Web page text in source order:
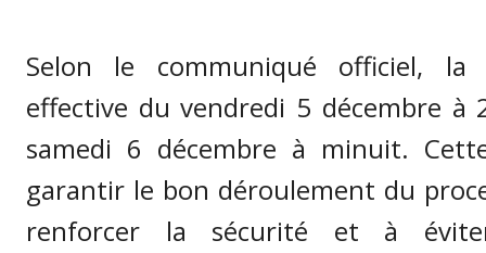
Selon le communiqué officiel, la
effective du vendredi 5 décembre à
samedi 6 décembre à minuit.
garantir le bon déroulement du
renforcer la sécurité et à